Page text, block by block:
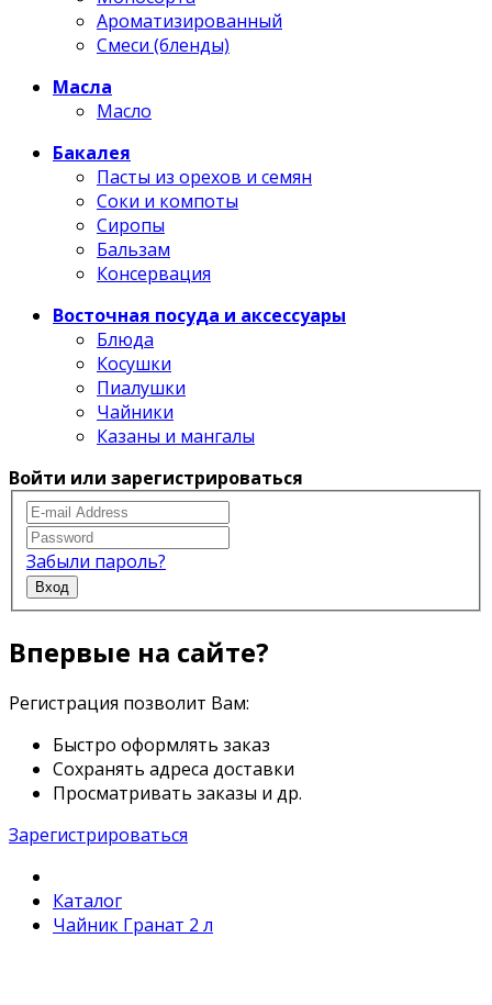
Ароматизированный
Смеси (бленды)
Масла
Масло
Бакалея
Пасты из орехов и семян
Соки и компоты
Сиропы
Бальзам
Консервация
Восточная посуда и аксессуары
Блюда
Косушки
Пиалушки
Чайники
Казаны и мангалы
Войти или зарегистрироваться
Забыли пароль?
Вход
Впервые на сайте?
Регистрация позволит Вам:
Быстро оформлять заказ
Сохранять адреса доставки
Просматривать заказы и др.
Зарегистрироваться
Каталог
Чайник Гранат 2 л